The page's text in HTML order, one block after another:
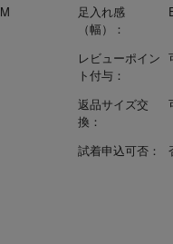
足入れ感
（幅）：
レビューポイン
ト付与：
返品サイズ交
換：
試着申込可否：